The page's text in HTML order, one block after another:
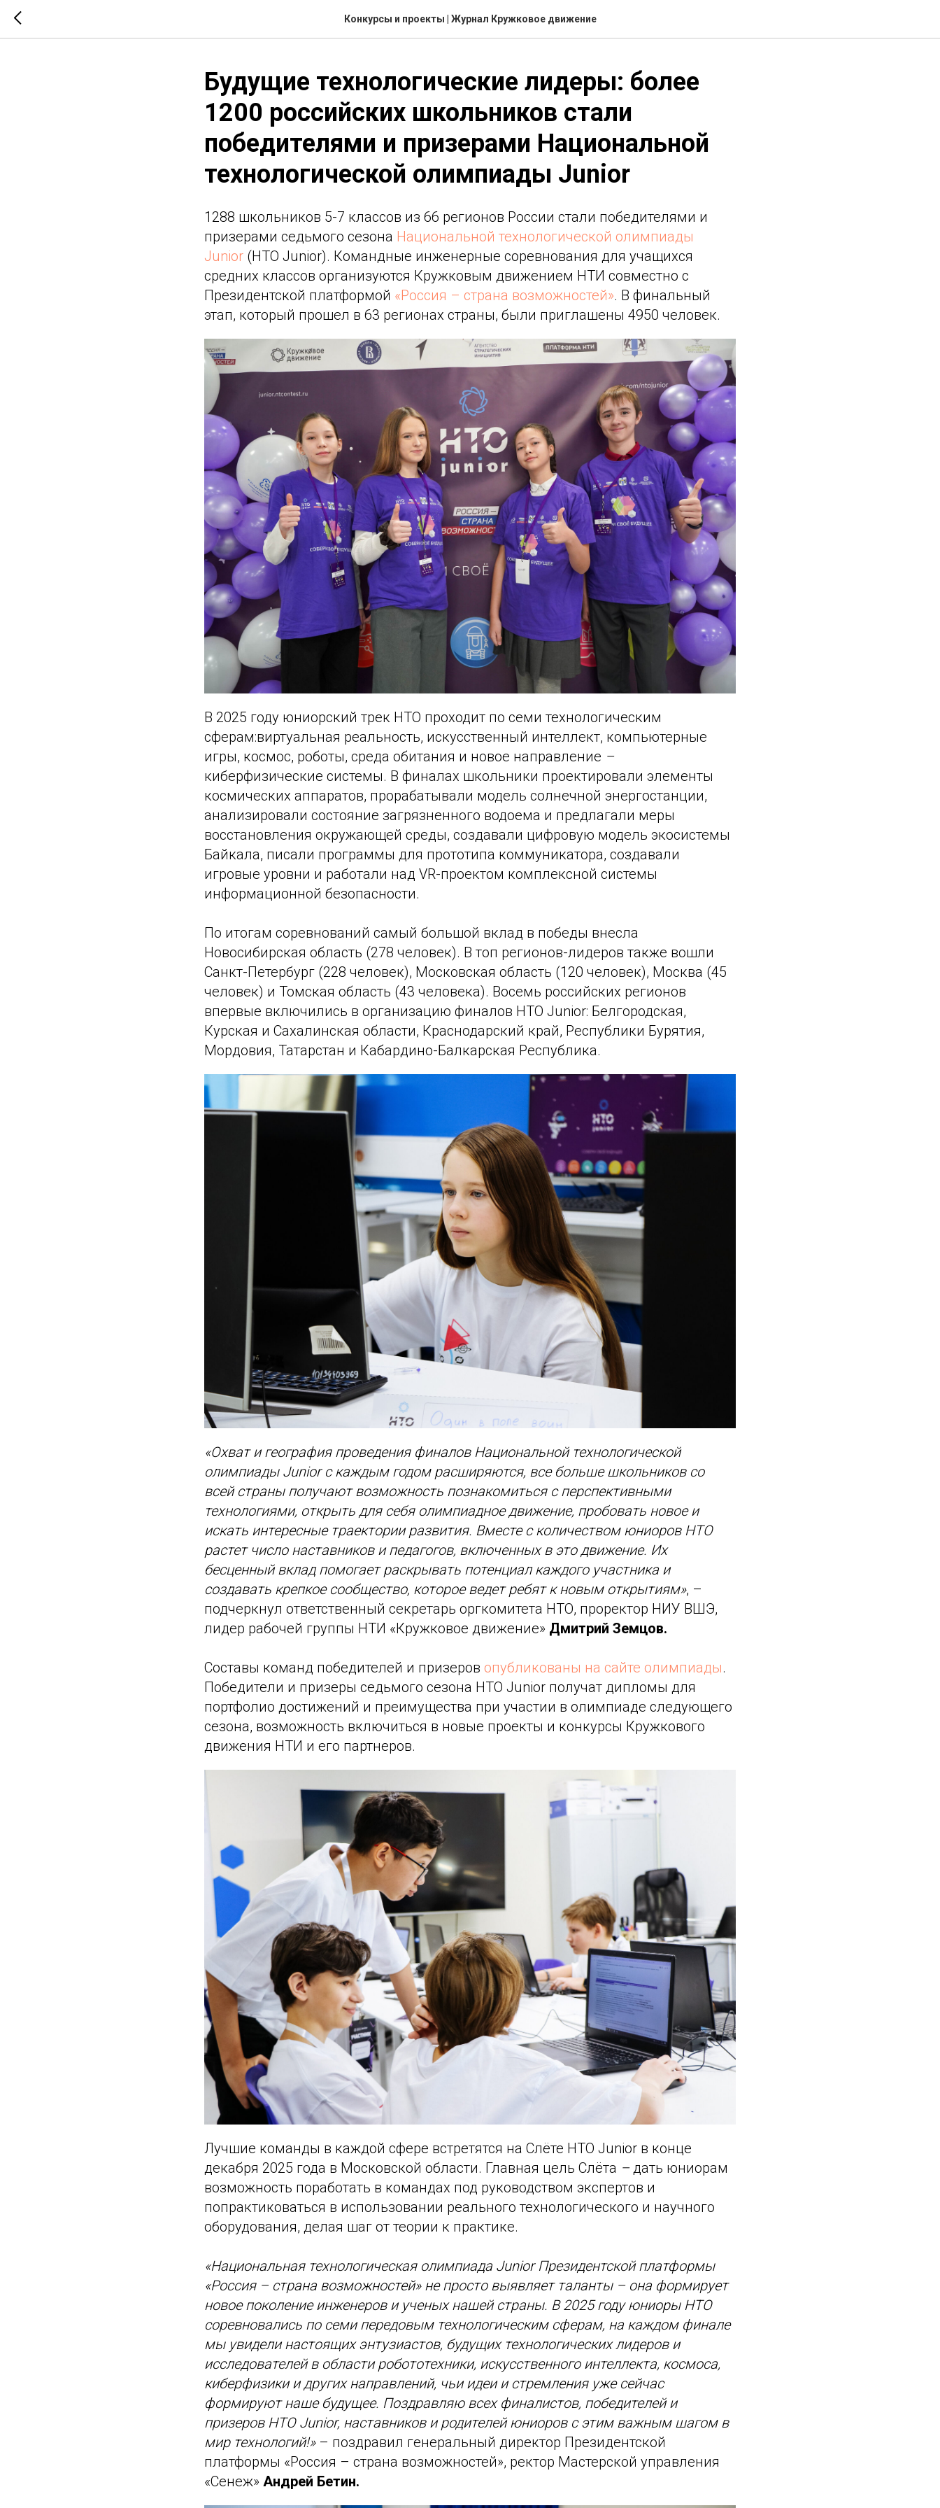
Конкурсы и проекты | Журнал Кружковое движение
Будущие технологические лидеры: более
1200 российских школьников стали
победителями и призерами Национальной
технологической олимпиады Junior
1288 школьников 5-7 классов из 66 регионов России стали победителями и
призерами седьмого сезона Национальной технологической олимпиады
Junior (НТО Junior). Командные инженерные соревнования для учащихся
средних классов организуются Кружковым движением НТИ совместно с
Президентской платформой «Россия – страна возможностей». В финальный
этап, который прошел в 63 регионах страны, были приглашены 4950 человек.
В 2025 году юниорский трек НТО проходит по семи технологическим
сферам:виртуальная реальность, искусственный интеллект, компьютерные
игры, космос, роботы, среда обитания и новое направление –
киберфизические системы. В финалах школьники проектировали элементы
космических аппаратов, прорабатывали модель солнечной энергостанции,
анализировали состояние загрязненного водоема и предлагали меры
восстановления окружающей среды, создавали цифровую модель экосистемы
Байкала, писали программы для прототипа коммуникатора, создавали
игровые уровни и работали над VR-проектом комплексной системы
информационной безопасности.
По итогам соревнований самый большой вклад в победы внесла
Новосибирская область (278 человек). В топ регионов-лидеров также вошли
Санкт-Петербург (228 человек), Московская область (120 человек), Москва (45
человек) и Томская область (43 человека). Восемь российских регионов
впервые включились в организацию финалов НТО Junior: Белгородская,
Курская и Сахалинская области, Краснодарский край, Республики Бурятия,
Мордовия, Татарстан и Кабардино-Балкарская Республика.
«Охват и география проведения финалов Национальной технологической
олимпиады Junior с каждым годом расширяются, все больше школьников со
всей страны получают возможность познакомиться с перспективными
технологиями, открыть для себя олимпиадное движение, пробовать новое и
искать интересные траектории развития. Вместе с количеством юниоров НТО
растет число наставников и педагогов, включенных в это движение. Их
бесценный вклад помогает раскрывать потенциал каждого участника и
создавать крепкое сообщество, которое ведет ребят к новым открытиям», –
подчеркнул ответственный секретарь оргкомитета НТО, проректор НИУ ВШЭ,
лидер рабочей группы НТИ «Кружковое движение» Дмитрий Земцов.
Составы команд победителей и призеров опубликованы на сайте олимпиады.
Победители и призеры седьмого сезона НТО Junior получат дипломы для
портфолио достижений и преимущества при участии в олимпиаде следующего
сезона, возможность включиться в новые проекты и конкурсы Кружкового
движения НТИ и его партнеров.
Лучшие команды в каждой сфере встретятся на Слёте НТО Junior в конце
декабря 2025 года в Московской области. Главная цель Слёта – дать юниорам
возможность поработать в командах под руководством экспертов и
попрактиковаться в использовании реального технологического и научного
оборудования, делая шаг от теории к практике.
«Национальная технологическая олимпиада Junior Президентской платформы
«Россия – страна возможностей» не просто выявляет таланты – она формирует
новое поколение инженеров и ученых нашей страны. В 2025 году юниоры НТО
соревновались по семи передовым технологическим сферам, на каждом финале
мы увидели настоящих энтузиастов, будущих технологических лидеров и
исследователей в области робототехники, искусственного интеллекта, космоса,
киберфизики и других направлений, чьи идеи и стремления уже сейчас
формируют наше будущее. Поздравляю всех финалистов, победителей и
призеров НТО Junior, наставников и родителей юниоров с этим важным шагом в
мир технологий!» – поздравил генеральный директор Президентской
платформы «Россия – страна возможностей», ректор Мастерской управления
«Сенеж» Андрей Бетин.